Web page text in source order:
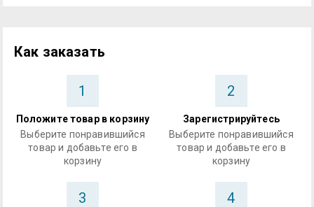
Как заказать
1
Положите товар в корзину
Выберите понравившийся
товар и добавьте его в
корзину
2
Зарегистрируйтесь
Выберите понравившийся
товар и добавьте его в
корзину
3 4